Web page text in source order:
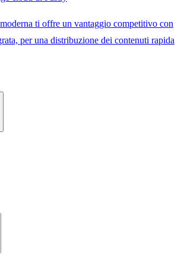
ti offre un vantaggio competitivo con
per una distribuzione dei contenuti rapida